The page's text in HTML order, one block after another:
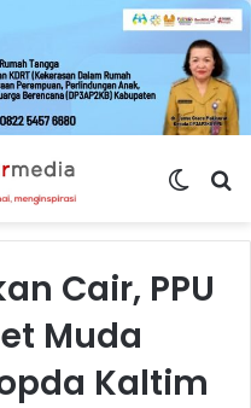
Switch
Cair, PPU
Muda
Kaltim